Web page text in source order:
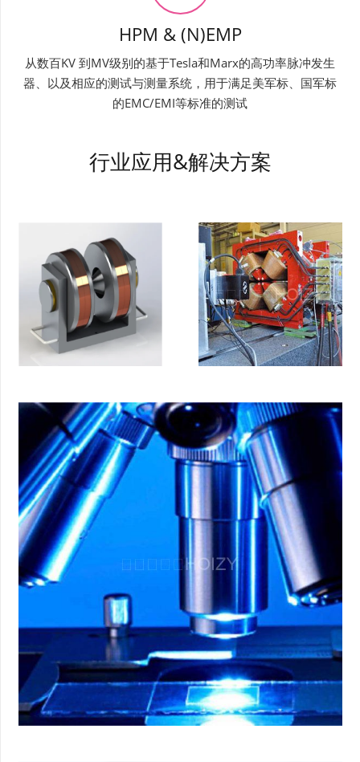
HPM & (N)EMP
从数百KV 到MV级别的基于Tesla和Marx的高功率脉冲发生
器、以及相应的测试与测量系统，用于满足美军标、国军标
的EMC/EMI等标准的测试
行业应用&解决方案